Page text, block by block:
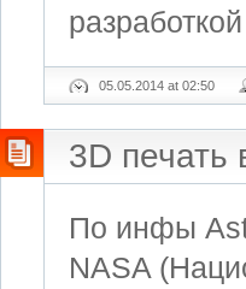
05.05.2014 at 02:50
3D печать
По инфы
NASA